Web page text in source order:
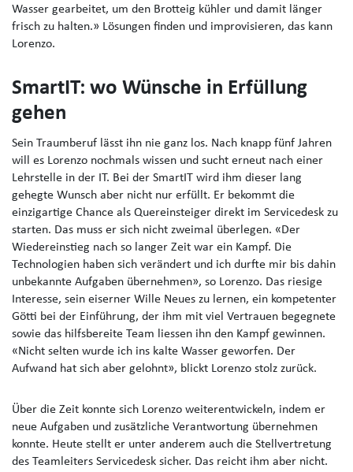
Wasser gearbeitet, um den Brotteig kühler und damit länger
frisch zu halten.» Lösungen finden und improvisieren, das kann
Lorenzo.
SmartIT: wo Wünsche in Erfüllung
gehen
Sein Traumberuf lässt ihn nie ganz los. Nach knapp fünf Jahren
will es Lorenzo nochmals wissen und sucht erneut nach einer
Lehrstelle in der IT. Bei der SmartIT wird ihm dieser lang
gehegte Wunsch aber nicht nur erfüllt. Er bekommt die
einzigartige Chance als Quereinsteiger direkt im Servicedesk zu
starten. Das muss er sich nicht zweimal überlegen. «Der
Wiedereinstieg nach so langer Zeit war ein Kampf. Die
Technologien haben sich verändert und ich durfte mir bis dahin
unbekannte Aufgaben übernehmen», so Lorenzo. Das riesige
Interesse, sein eiserner Wille Neues zu lernen, ein kompetenter
Götti bei der Einführung, der ihm mit viel Vertrauen begegnete
sowie das hilfsbereite Team liessen ihn den Kampf gewinnen.
«Nicht selten wurde ich ins kalte Wasser geworfen. Der
Aufwand hat sich aber gelohnt», blickt Lorenzo stolz zurück.
Über die Zeit konnte sich Lorenzo weiterentwickeln, indem er
neue Aufgaben und zusätzliche Verantwortung übernehmen
konnte. Heute stellt er unter anderem auch die Stellvertretung
des Teamleiters Servicedesk sicher. Das reicht ihm aber nicht.